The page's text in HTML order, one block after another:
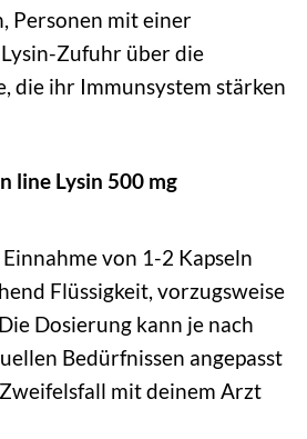
Personen mit einer
Zufuhr über die
die ihr Immunsystem stärken
line Lysin 500 mg
von 1-2 Kapseln
Flüssigkeit, vorzugsweise
Dosierung kann je nach
Bedürfnissen angepasst
mit deinem Arzt